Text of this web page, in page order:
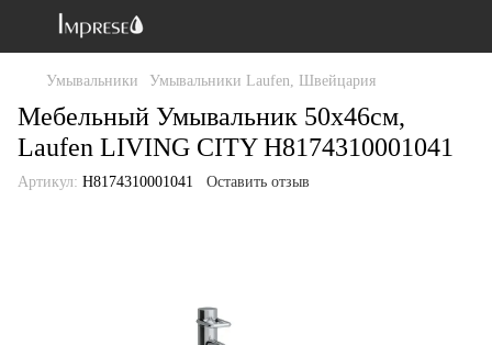
Умывальники Умывальники Laufen, Швейцария
Мебельный Умывальник 50х46см,
Laufen LIVING CITY H8174310001041
Артикул: H8174310001041 Оставить отзыв